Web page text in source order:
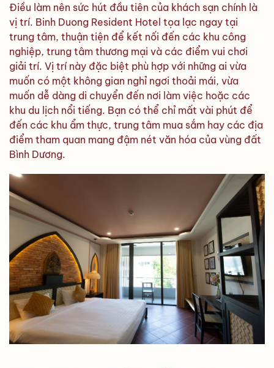
Điều làm nên sức hút đầu tiên của khách sạn chính là
vị trí. Binh Duong Resident Hotel tọa lạc ngay tại
trung tâm, thuận tiện để kết nối đến các khu công
nghiệp, trung tâm thương mại và các điểm vui chơi
giải trí. Vị trí này đặc biệt phù hợp với những ai vừa
muốn có một không gian nghỉ ngơi thoải mái, vừa
muốn dễ dàng di chuyển đến nơi làm việc hoặc các
khu du lịch nổi tiếng. Bạn có thể chỉ mất vài phút để
đến các khu ẩm thực, trung tâm mua sắm hay các địa
điểm tham quan mang đậm nét văn hóa của vùng đất
Bình Dương.